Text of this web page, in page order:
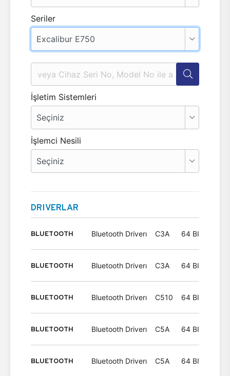
Seriler
İşletim Sistemleri
İşlemci Nesili
DRIVERLAR
BLUETOOTH Bluetooth Driverı C3A 64 BIT
BLUETOOTH Bluetooth Driverı C3A 64 BIT
BLUETOOTH Bluetooth Driverı C510 64 BIT
BLUETOOTH Bluetooth Driverı C5A 64 BIT
BLUETOOTH Bluetooth Driverı C5A 64 BIT